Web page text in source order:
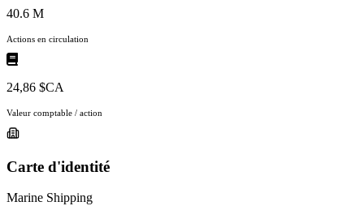
40.6 M
Actions en circulation
24,86 $CA
Valeur comptable / action
Carte d'identité
Marine Shipping